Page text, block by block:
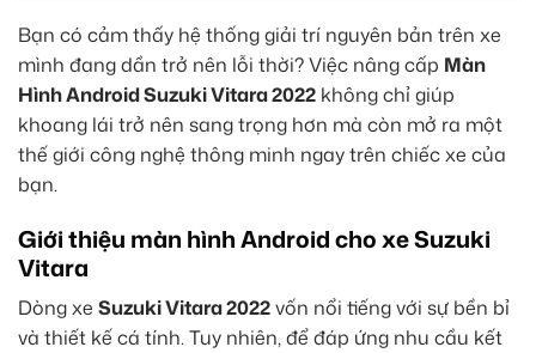
Bạn có cảm thấy hệ thống giải trí nguyên bản trên xe
mình đang dần trở nên lỗi thời? Việc nâng cấp Màn
Hình Android Suzuki Vitara 2022 không chỉ giúp
khoang lái trở nên sang trọng hơn mà còn mở ra một
thế giới công nghệ thông minh ngay trên chiếc xe của
bạn.
Giới thiệu màn hình Android cho xe Suzuki
Vitara
Dòng xe Suzuki Vitara 2022vốn nổi tiếng với sự bền bỉ
và thiết kế cá tính. Tuy nhiên, để đáp ứng nhu cầu kết